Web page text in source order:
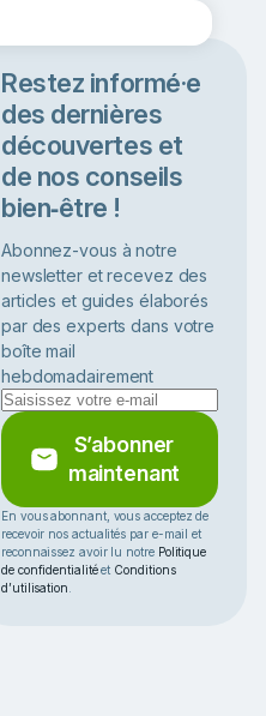
Restez informé·e
des dernières
découvertes et
de nos conseils
bien‑être !
Abonnez-vous à notre
newsletter et recevez des
articles et guides élaborés
par des experts dans votre
boîte mail
hebdomadairement
S’abonner
maintenant
En vous abonnant, vous acceptez de
recevoir nos actualités par e-mail et
reconnaissez avoir lu notre Politique
de confidentialitéet Conditions
d’utilisation